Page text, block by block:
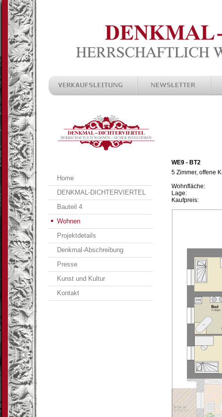
Home
DENKMAL-DICHTERVIERTEL
Bauteil 4
Wohnen
Projektdetails
Denkmal-Abschreibung
Presse
Kunst und Kultur
Kontakt
WE9 - BT2
5 Zimmer, offene
Wohnfläche:
Lage:
Kaufpreis: